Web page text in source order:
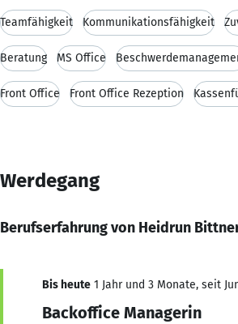
Teamfähigkeit Kommunikationsfähigkeit
Beratung MS Office
Front Office Front Office Rezeption
Werdegang
Berufserfahrung von Heidrun
Bis heute 1 Jahr und 3 Monate, seit
Backoffice Managerin